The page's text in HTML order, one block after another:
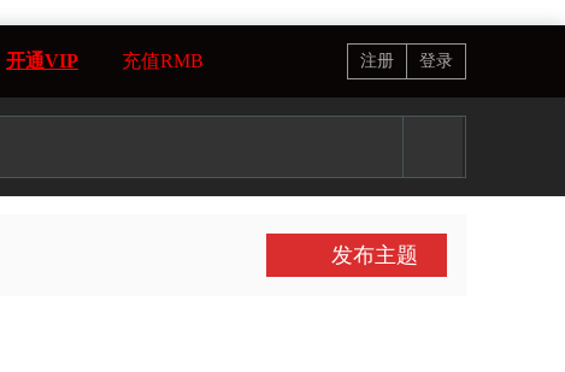
开通VIP 充值RMB 注册 登录
发布主题